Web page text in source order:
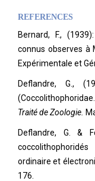
REFERENCES
Bernard, F.,
connus observes à
Expérimentale et
Deflandre, G.,
Traité de Zoologie.
Deflandre, G. &
ordinaire et
176.